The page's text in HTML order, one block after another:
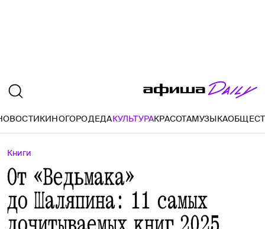
КИНОГОРОДЕДАКУЛЬТУРАКРАСОТАМУЗЫКА
Книги
От «Ведьмака»
до Шаляпина: 11 самых